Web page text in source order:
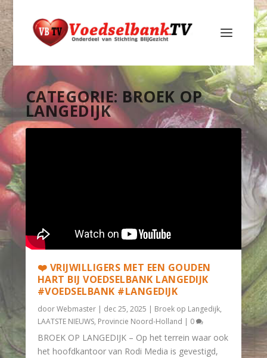
CATEGORIE: BROEK OP
LANGEDIJK
❤️ VRIJWILLIGERS MET EEN GOUDEN
HART BIJ VOEDSELBANK LANGEDIJK
#VOEDSELBANK #LANGEDIJK
doorWebmaster| dec 25, 2025 | Broek op Langedijk,
LAATSTE NIEUWS, Provincie Noord-Holland | 0
BROEK OP LANGEDIJK – Op het terrein waar ook
het hoofdkantoor van Rodi Media is gevestigd,